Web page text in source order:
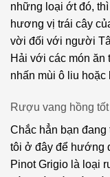
Petite
Sirah
Piedirosso
Pinot
Blanc
Pinot
Grigio
Pinot
Valle
Secreto
Vang
Vignobles
Vang
Wente
Vineyards
những loại ớt đó,
hương vị trái cây
vời đối với người
Hải với các món ăn
nhấn mùi ô liu hoặc
Rượu vang hồng
Chắc hẳn bạn
tôi ở đây để hướng
Pinot Grigio là loại